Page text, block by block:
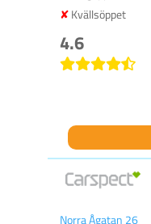
Kvällsöppet
4.6
Norra Ågatan 26